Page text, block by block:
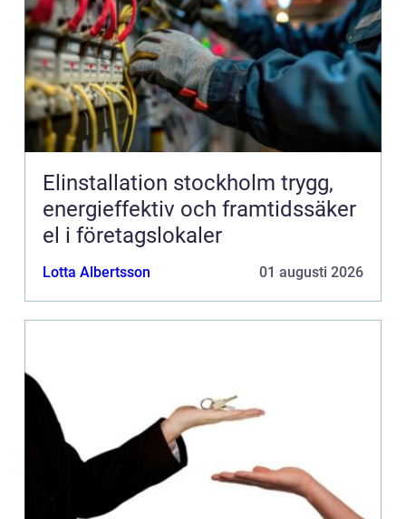
Elinstallation stockholm trygg,
energieffektiv och framtidssäker
el i företagslokaler
Lotta Albertsson 01 augusti 2026